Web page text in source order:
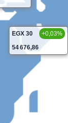
EGX 30
+0,03%
54 676,86